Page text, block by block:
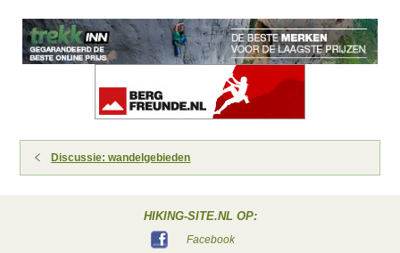
Discussie: wandelgebieden
HIKING-SITE.NL OP:
Facebook